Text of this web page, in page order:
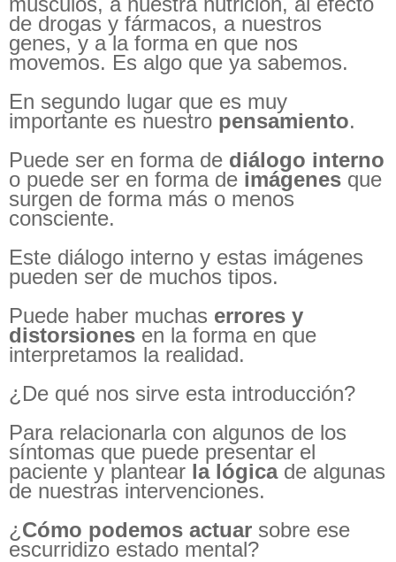
de drogas y fármacos, a nuestros
genes, y a la forma en que nos
movemos. Es algo que ya sabemos.
En segundo lugar que es muy
importante es nuestro pensamiento.
Puede ser en forma de diálogo interno
o puede ser en forma de imágenes que
surgen de forma más o menos
consciente.
Este diálogo interno y estas imágenes
pueden ser de muchos tipos.
Puede haber muchas errores y
distorsiones en la forma en que
interpretamos la realidad.
¿De qué nos sirve esta introducción?
Para relacionarla con algunos de los
síntomas que puede presentar el
paciente y plantear la lógicade algunas
de nuestras intervenciones.
¿ Cómo podemos actuar sobre ese
escurridizo estado mental?